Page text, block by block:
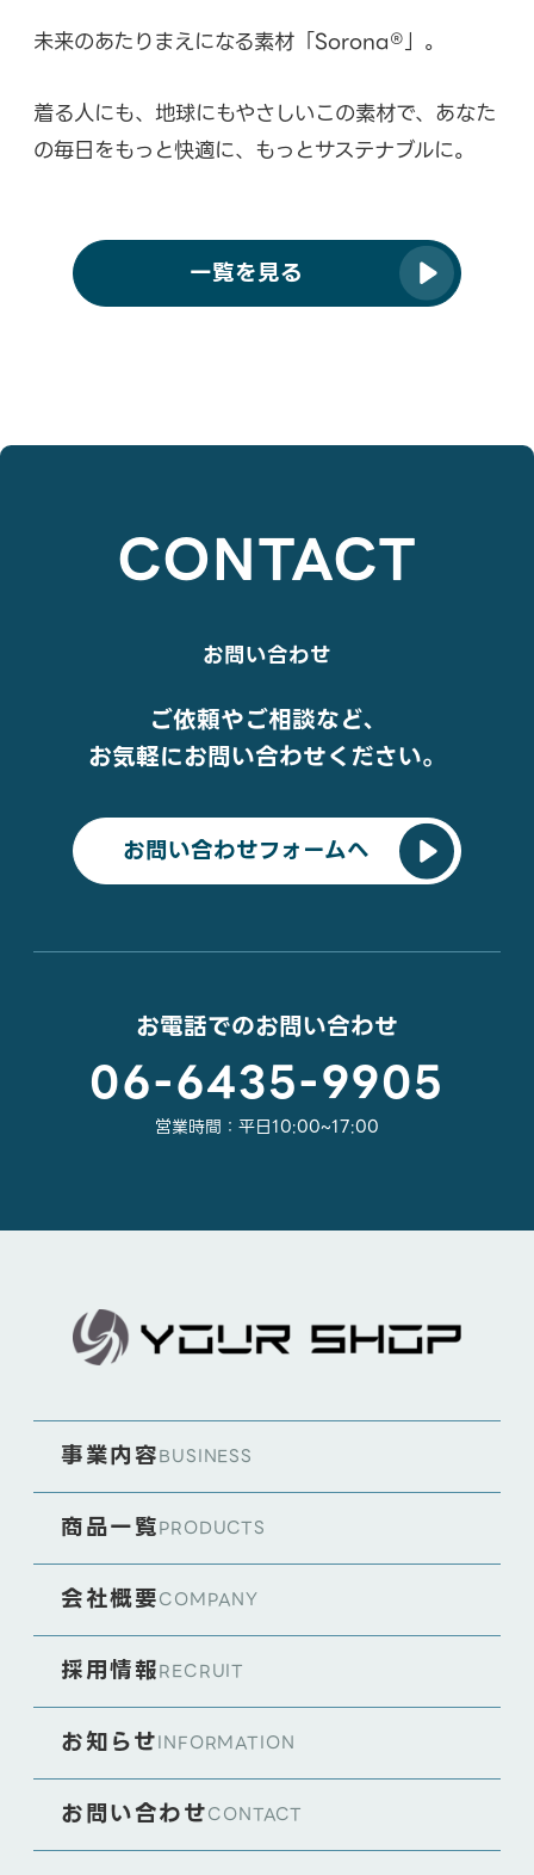
未来のあたりまえになる素材「Sorona®」。
着る人にも、地球にもやさしいこの素材で、あなた
の毎日をもっと快適に、もっとサステナブルに。
一覧を見る
CONTACT
お問い合わせ
ご依頼やご相談など、
お気軽にお問い合わせください。
お問い合わせフォームへ
お電話でのお問い合わせ
06-6435-9905
営業時間：平日10:00~17:00
事業内容BUSINESS
商品一覧PRODUCTS
会社概要COMPANY
採用情報RECRUIT
お知らせINFORMATION
お問い合わせCONTACT